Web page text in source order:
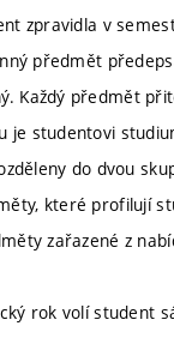
zpravidla v
předmět
Každý předmět
studentovi
do dvou
které profilují
zařazené z
rok volí student